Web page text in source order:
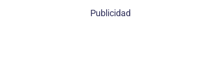
Publicidad